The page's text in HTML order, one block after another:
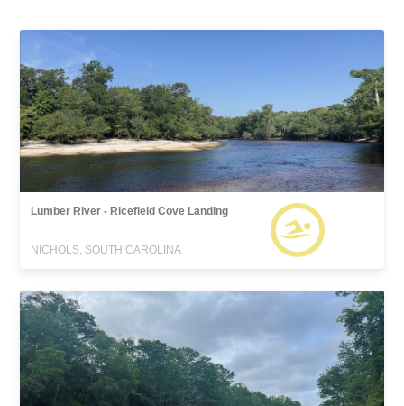
Lumber River - Ricefield Cove Landing
NICHOLS, SOUTH CAROLINA